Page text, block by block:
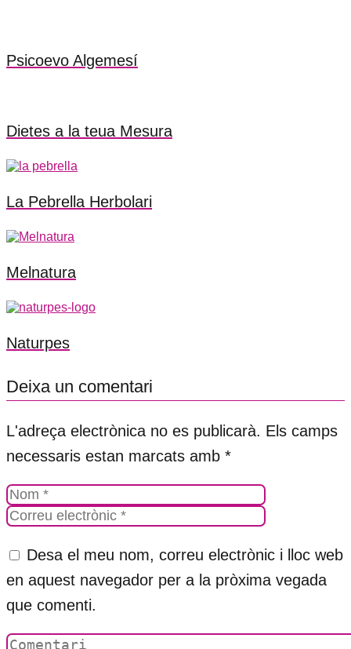
Psicoevo Algemesí
Dietes a la teua Mesura
La Pebrella Herbolari
Melnatura
Naturpes
Deixa un comentari
L'adreça electrònica no es publicarà. Els camps
necessaris estan marcats amb *
Desa el meu nom, correu electrònic i lloc web
en aquest navegador per a la pròxima vegada
que comenti.